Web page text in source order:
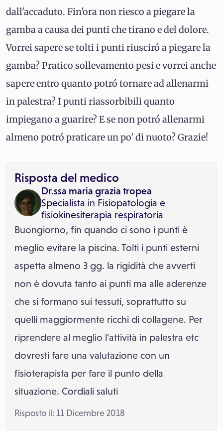
dall'accaduto. Fin'ora non riesco a piegare la
gamba a causa dei punti che tirano e del dolore.
Vorrei sapere se tolti i punti riusciró a piegare la
gamba? Pratico sollevamento pesi e vorrei anche
sapere entro quanto potró tornare ad allenarmi
in palestra? I punti riassorbibili quanto
impiegano a guarire? E se non potró allenarmi
almeno potró praticare un po' di nuoto? Grazie!
Risposta del medico
Dr.ssa maria grazia tropea
Specialista in Fisiopatologia e
fisiokinesiterapia respiratoria
Buongiorno, fin quando ci sono i punti è
meglio evitare la piscina. Tolti i punti esterni
aspetta almeno 3 gg. la rigidità che avverti
non è dovuta tanto ai punti ma alle aderenze
che si formano sui tessuti, soprattutto su
quelli maggiormente ricchi di collagene. Per
riprendere al meglio l'attività in palestra etc
dovresti fare una valutazione con un
fisioterapista per fare il punto della
situazione. Cordiali saluti
Risposto il: 11 Dicembre 2018